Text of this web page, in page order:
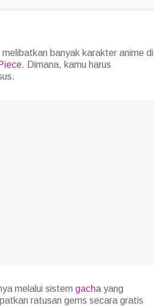
melibatkan banyak karakter anime di
. Dimana, kamu harus
melalui sistem gacha yang
ratusan gems secara gratis